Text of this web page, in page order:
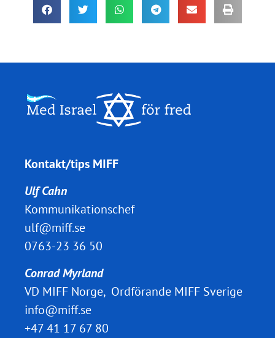
Kontakt/tips MIFF
Ulf Cahn
Kommunikationschef
ulf@miff.se
0763-23 36 50
Conrad Myrland
VD MIFF Norge, Ordförande MIFF Sverige
info@miff.se
+47 41 17 67 80